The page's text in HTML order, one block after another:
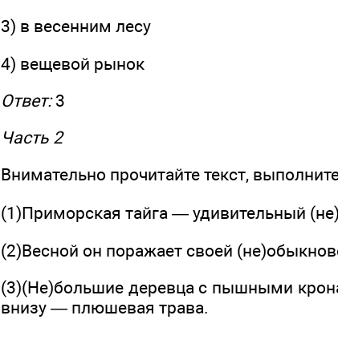
3) в весенним лесу
4) вещевой рынок
Ответ:3
Часть 2
Внимательно прочитайте текст,
(1)Приморская тайга — удивительный
(2)Весной он поражает своей
(3)(Не)большие деревца с пышными
внизу — плюшевая трава.